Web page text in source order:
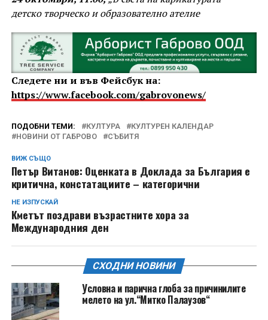
детско творческо и образователно ателие
Следете ни и във Фейсбук на:
https://www.facebook.com/gabrovonews/
ПОДОБНИ ТЕМИ: КУЛТУРА
КУЛТУРЕН КАЛЕНДАР
НОВИНИ ОТ ГАБРОВО
СЪБИТЯ
ВИЖ СЪЩО
Петър Витанов: Оценката в Доклада за България е
критична, констатациите – категорични
НЕ ИЗПУСКАЙ
Кметът поздрави възрастните хора за
Международния ден
СХОДНИ НОВИНИ
Условна и парична глоба за причинилите
мелето на ул.“Митко Палаузов“